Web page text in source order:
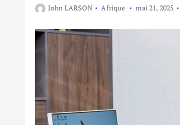
John LARSON Afrique mai 21, 2025